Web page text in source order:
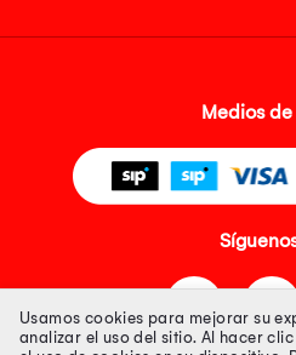
Medios
Usamos cookies para mejorar su
analizar el uso del sitio. Al hacer clic